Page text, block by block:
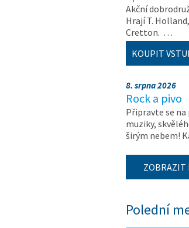
Akční
Hrají T. Holland,
Cretton. …
KOUPIT
8. srpna 2026
Rock a pivo
Připravte se na
muziky,
širým nebem!
ZOBRAZIT
Polední